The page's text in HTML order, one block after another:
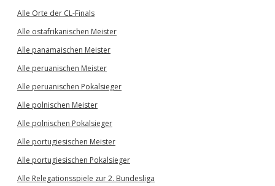
Alle Orte der CL-Finals
Alle ostafrikanischen Meister
Alle panamaischen Meister
Alle peruanischen Meister
Alle peruanischen Pokalsieger
Alle polnischen Meister
Alle polnischen Pokalsieger
Alle portugiesischen Meister
Alle portugiesischen Pokalsieger
Alle Relegationsspiele zur 2. Bundesliga